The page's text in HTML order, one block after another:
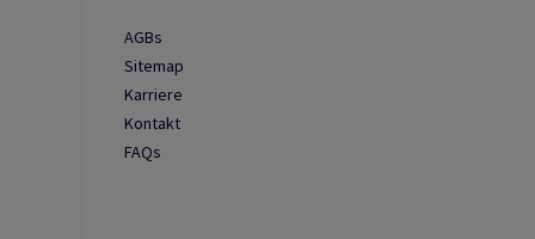
AGBs
Sitemap
Karriere
Kontakt
FAQs